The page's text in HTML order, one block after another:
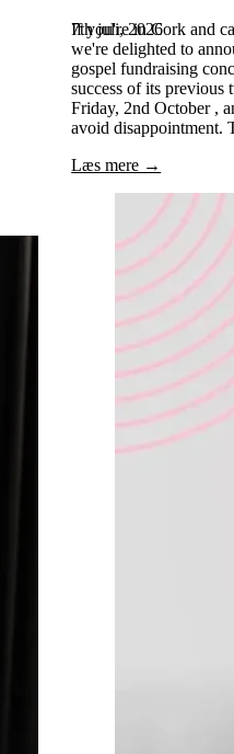
7th juli, 2026
If you're in Cork and
we're delighted to
gospel fundraising
success of its previous
Friday, 2nd October ,
avoid
Læs mere →